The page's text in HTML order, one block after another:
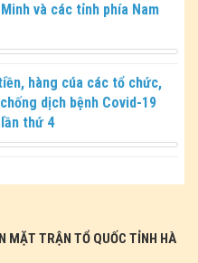
và các tỉnh phía Nam
hàng cúa các tổ chức,
dịch bệnh Covid-19
thứ 4
MẶT TRẬN TỔ QUỐC TỈNH HÀ